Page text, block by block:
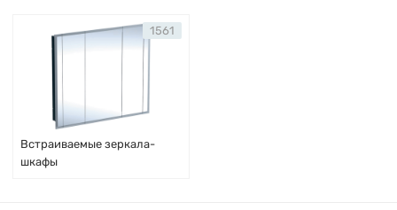
Встраиваемые зеркала-
шкафы
1561